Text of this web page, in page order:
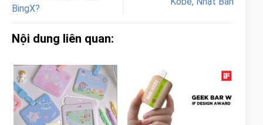
BingX?
Nội dung liên quan: